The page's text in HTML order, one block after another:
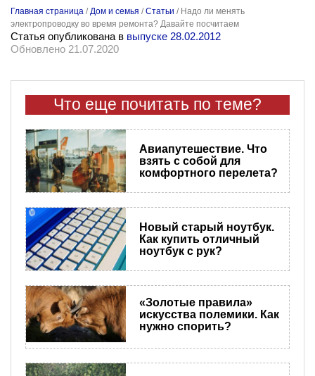
Главная страница /Дом и семья /Статьи / Надо ли менять
электропроводку во время ремонта? Давайте посчитаем
Статья опубликована в выпуске 28.02.2012
Обновлено 21.07.2020
Что еще почитать по теме?
Авиапутешествие. Что
взять с собой для
комфортного перелета?
Новый старый ноутбук.
Как купить отличный
ноутбук с рук?
«Золотые правила»
искусства полемики. Как
нужно спорить?